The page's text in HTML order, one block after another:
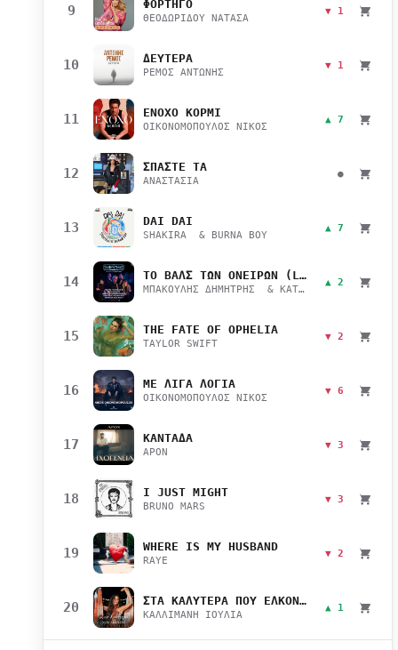
9 ΦΟΡΤΗΓΟ
ΘΕΟΔΩΡΙΔΟΥ ΝΑΤΑΣΑ
▼ 1
10 ΔΕΥΤΕΡΑ
ΡΕΜΟΣ ΑΝΤΩΝΗΣ
▼ 1
11 ΕΝΟΧΟ ΚΟΡΜΙ
ΟΙΚΟΝΟΜΟΠΟΥΛΟΣ ΝΙΚΟΣ
▲ 7
12 ΣΠΑΣΤΕ ΤΑ
ΑΝΑΣΤΑΣΙΑ
●
13 DAI DAI
SHAKIRA & BURNA BOY
▲ 7
14 ΤΟ ΒΑΛΣ ΤΩΝ ΟΝΕΙΡΩΝ (LIVE)
ΜΠΑΚΟΥΛΗΣ ΔΗΜΗΤΡΗΣ & ΚΑΤΣΙΜΙΧΑ ΜΑΡΙΑΝΑ
▲ 2
15 THE FATE OF OPHELIA
TAYLOR SWIFT
▼ 2
16 ΜΕ ΛΙΓΑ ΛΟΓΙΑ
ΟΙΚΟΝΟΜΟΠΟΥΛΟΣ ΝΙΚΟΣ
▼ 6
17 ΚΑΝΤΑΔΑ
APON
▼ 3
18 I JUST MIGHT
BRUNO MARS
▼ 3
19 WHERE IS MY HUSBAND
RAYE
▼ 2
20 ΣΤΑ ΚΑΛΥΤΕΡΑ ΠΟΥ ΕΛΚΟΝΤΑΙ
ΚΑΛΛΙΜΑΝΗ ΙΟΥΛΙΑ
▲ 1